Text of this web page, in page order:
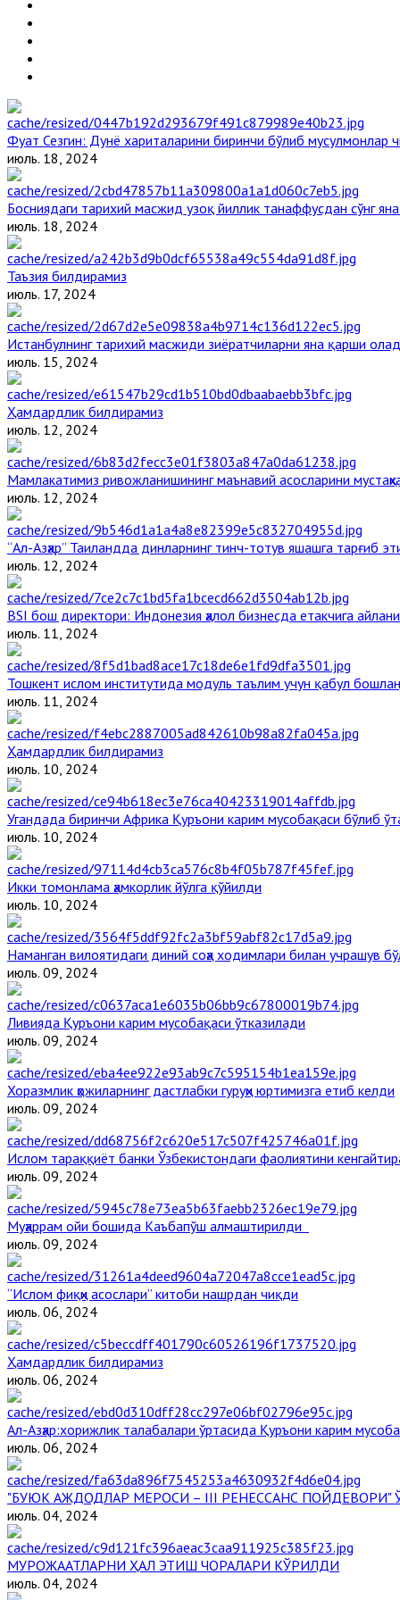
Фуат Сезгин: Дунё хариталарини биринчи бўлиб мусулмонлар
июль. 18, 2024
Босниядаги тарихий масжид узоқ йиллик танаффусдан сўнг
июль. 18, 2024
Таъзия билдирамиз
июль. 17, 2024
Истанбулнинг тарихий масжиди зиёратчиларни яна қарши
июль. 15, 2024
Ҳамдардлик билдирамиз
июль. 12, 2024
Мамлакатимиз ривожланишининг маънавий асосларини
июль. 12, 2024
“Ал-Азҳар” Таиландда динларнинг тинч-тотув яшашга тарғиб
июль. 12, 2024
BSI бош директори: Индонезия ҳалол бизнесда етакчига
июль. 11, 2024
Тошкент ислом институтида модуль таълим учун қабул
июль. 11, 2024
Ҳамдардлик билдирамиз
июль. 10, 2024
Угандада биринчи Aфрика Қуръони карим мусобақаси бўлиб
июль. 10, 2024
Икки томонлама ҳамкорлик йўлга қўйилди
июль. 10, 2024
Наманган вилоятидаги диний соҳа ходимлари билан учрашув
июль. 09, 2024
Ливияда Қуръони карим мусобақаси ўтказилади
июль. 09, 2024
Хоразмлик ҳожиларнинг дастлабки гуруҳи юртимизга етиб келди
июль. 09, 2024
Ислом тараққиёт банки Ўзбекистондаги фаолиятини
июль. 09, 2024
Муҳаррам ойи бошида Каъбапўш алмаштирилди
июль. 09, 2024
“Ислом фиқҳи асослари” китоби нашрдан чиқди
июль. 06, 2024
Ҳамдардлик билдирамиз
июль. 06, 2024
Aл-Aзҳар:хорижлик талабалари ўртасида Қуръони карим
июль. 06, 2024
"БУЮК АЖДОДЛАР МЕРОСИ – III РЕНЕССАНС
июль. 04, 2024
МУРОЖААТЛАРНИ ҲАЛ ЭТИШ ЧОРАЛАРИ КЎРИЛДИ
июль. 04, 2024